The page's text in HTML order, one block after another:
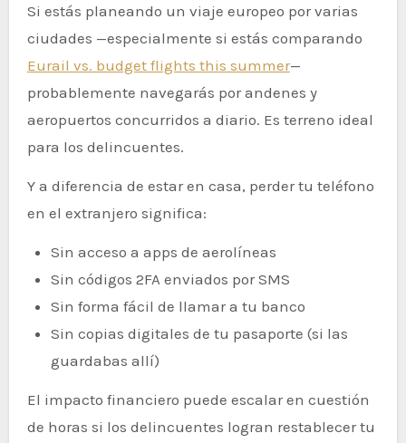
Si estás planeando un viaje europeo por varias
ciudades —especialmente si estás comparando
Eurail vs. budget flights this summer—
probablemente navegarás por andenes y
aeropuertos concurridos a diario. Es terreno ideal
para los delincuentes.
Y a diferencia de estar en casa, perder tu teléfono
en el extranjero significa:
Sin acceso a apps de aerolíneas
Sin códigos 2FA enviados por SMS
Sin forma fácil de llamar a tu banco
Sin copias digitales de tu pasaporte (si las
guardabas allí)
El impacto financiero puede escalar en cuestión
de horas si los delincuentes logran restablecer tu